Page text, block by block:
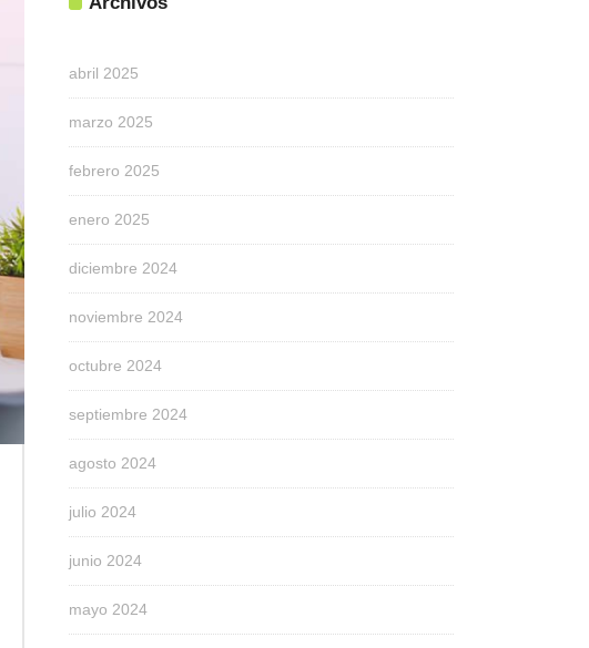
abril 2025
marzo 2025
febrero 2025
enero 2025
diciembre 2024
noviembre 2024
octubre 2024
septiembre 2024
agosto 2024
julio 2024
junio 2024
mayo 2024